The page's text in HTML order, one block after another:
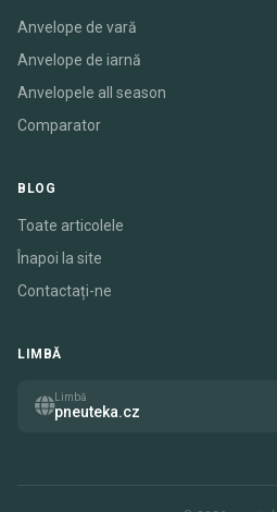
Anvelope de vară
Anvelope de iarnă
Anvelopele all season
Comparator
BLOG
Toate articolele
Înapoi la site
Contactați-ne
LIMBĂ
Limbă
pneuteka.cz